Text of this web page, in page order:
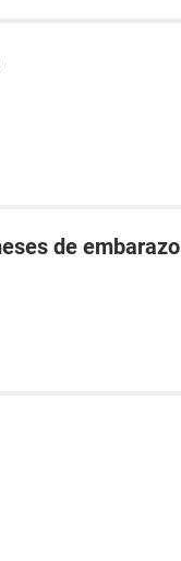
de embarazo